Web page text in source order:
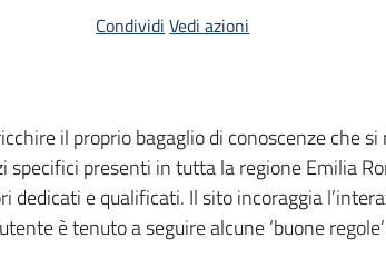
Condividi Vedi azioni
il proprio bagaglio di conoscenze che
presenti in tutta la regione Emilia
e qualificati. Il sito incoraggia
è tenuto a seguire alcune ‘buone